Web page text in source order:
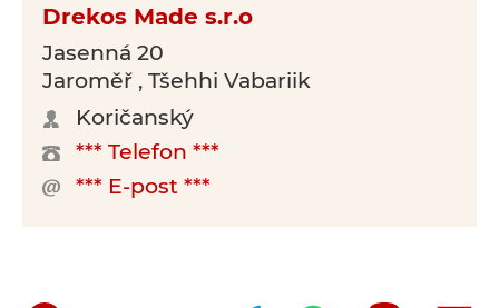
Drekos Made s.r.o
Jasenná 20
Jaroměř , Tšehhi Vabariik
Koričanský
*** Telefon ***
*** E-post ***